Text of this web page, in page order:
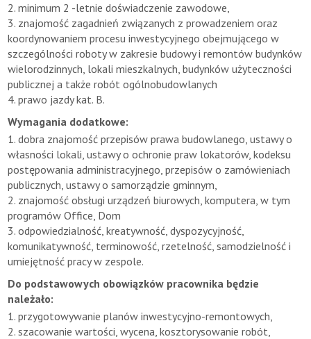
2. minimum 2 -letnie doświadczenie zawodowe,
3. znajomość zagadnień związanych z prowadzeniem oraz
koordynowaniem procesu inwestycyjnego obejmującego w
szczególności roboty w zakresie budowy i remontów budynków
wielorodzinnych, lokali mieszkalnych, budynków użyteczności
publicznej a także robót ogólnobudowlanych
4. prawo jazdy kat. B.
Wymagania dodatkowe:
1. dobra znajomość przepisów prawa budowlanego, ustawy o
własności lokali, ustawy o ochronie praw lokatorów, kodeksu
postępowania administracyjnego, przepisów o zamówieniach
publicznych, ustawy o samorządzie gminnym,
2. znajomość obsługi urządzeń biurowych, komputera, w tym
programów Office, Dom
3. odpowiedzialność, kreatywność, dyspozycyjność,
komunikatywność, terminowość, rzetelność, samodzielność i
umiejętność pracy w zespole.
Do podstawowych obowiązków pracownika będzie
należało:
1. przygotowywanie planów inwestycyjno-remontowych,
2. szacowanie wartości, wycena, kosztorysowanie robót,